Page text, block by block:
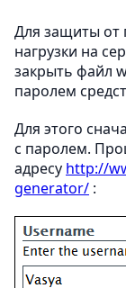
Для защиты от
нагрузки на
закрыть файл
паролем
Для этого
с паролем.
адресу http://
generator/ :